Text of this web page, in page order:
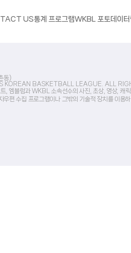
US통계 프로그램WKBL 포토데이
동)
BASKETBALL LEAGUE. ALL
, 엠블럼과 WKBL 소속선수의 사진, 초상, 영상, 캐
우편 수집 프로그램이나 그밖의 기술적 장치를 이